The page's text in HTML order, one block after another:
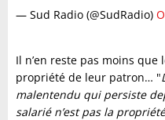
— Sud Radio (@SudRadio)
Il n’en reste pas moins que
propriété de leur patron… "
malentendu qui persiste
salarié n’est pas la